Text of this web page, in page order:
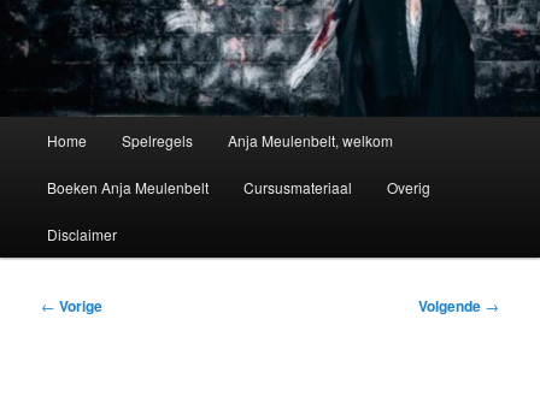
Home Spelregels Anja Meulenbelt, welkom
Boeken Anja Meulenbelt Cursusmateriaal Overig
Disclaimer
Bericht
← Vorige Volgende →